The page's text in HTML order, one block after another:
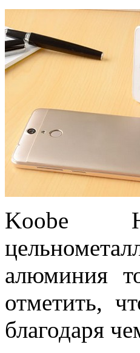
Koobe
алюминия
отметить,
благодаря